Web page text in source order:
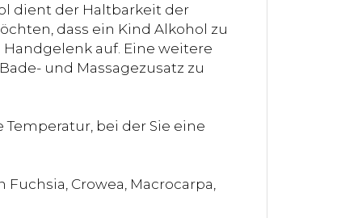
dient der Haltbarkeit der
dass ein Kind Alkohol zu
auf. Eine weitere
und Massagezusatz zu
bei der Sie eine
Crowea, Macrocarpa,